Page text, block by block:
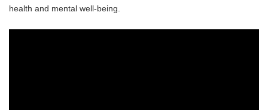
health and mental well-being.